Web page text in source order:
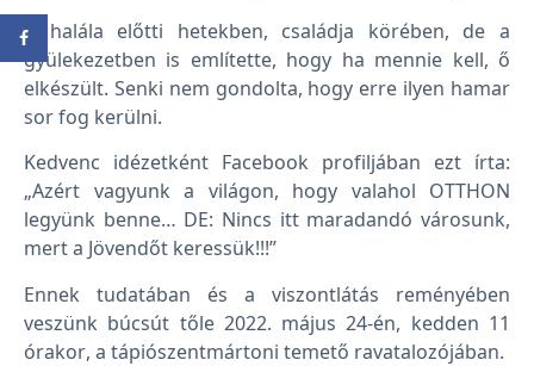
A halála előtti hetekben, családja körében, de a
gyülekezetben is említette, hogy ha mennie kell, ő
elkészült. Senki nem gondolta, hogy erre ilyen hamar
sor fog kerülni.
Kedvenc idézetként Facebook profiljában ezt írta:
„Azért vagyunk a világon, hogy valahol OTTHON
legyünk benne… DE: Nincs itt maradandó városunk,
mert a Jövendőt keressük!!!”
Ennek tudatában és a viszontlátás reményében
veszünk búcsút tőle 2022. május 24-én, kedden 11
órakor, a tápiószentmártoni temető ravatalozójában.